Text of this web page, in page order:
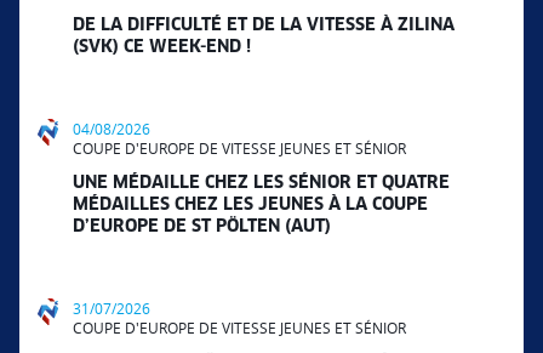
DE LA DIFFICULTÉ ET DE LA VITESSE À ZILINA
(SVK) CE WEEK-END !
04/08/2026
COUPE D'EUROPE DE VITESSE JEUNES ET SÉNIOR
UNE MÉDAILLE CHEZ LES SÉNIOR ET QUATRE
MÉDAILLES CHEZ LES JEUNES À LA COUPE
D’EUROPE DE ST PÖLTEN (AUT)
31/07/2026
COUPE D'EUROPE DE VITESSE JEUNES ET SÉNIOR